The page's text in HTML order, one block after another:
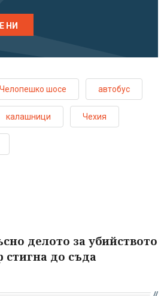
НИ
Челопешко шосе автобус
калашници Чехия
делото за убийството
до съда